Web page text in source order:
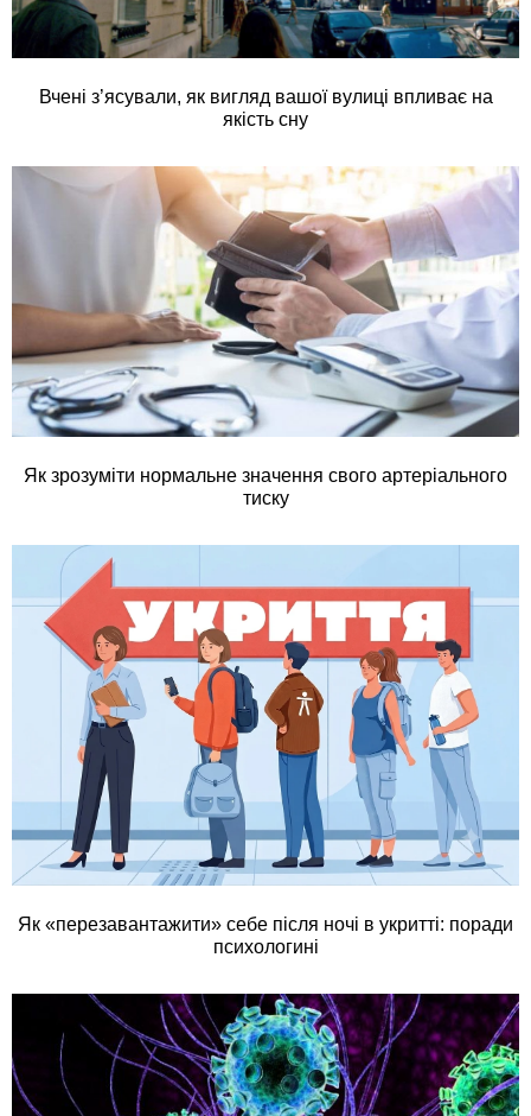
Вчені з’ясували, як вигляд вашої вулиці впливає на
якість сну
Як зрозуміти нормальне значення свого артеріального
тиску
Як «перезавантажити» себе після ночі в укритті: поради
психологині